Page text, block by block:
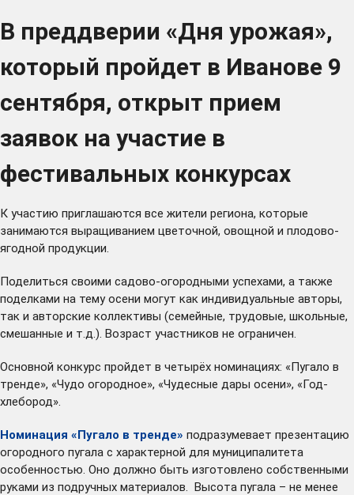
В преддверии «Дня урожая»,
который пройдет в Иванове 9
сентября, открыт прием
заявок на участие в
фестивальных конкурсах
К участию приглашаются все жители региона, которые
занимаются выращиванием цветочной, овощной и плодово-
ягодной продукции.
Поделиться своими садово-огородными успехами, а также
поделками на тему осени могут как индивидуальные авторы,
так и авторские коллективы (семейные, трудовые, школьные,
смешанные и т.д.). Возраст участников не ограничен.
Основной конкурс пройдет в четырёх номинациях: «Пугало в
тренде», «Чудо огородное», «Чудесные дары осени», «Год-
хлебород».
Номинация «Пугало в тренде» подразумевает презентацию
огородного пугала с характерной для муниципалитета
особенностью. Оно должно быть изготовлено собственными
руками из подручных материалов. Высота пугала – не менее